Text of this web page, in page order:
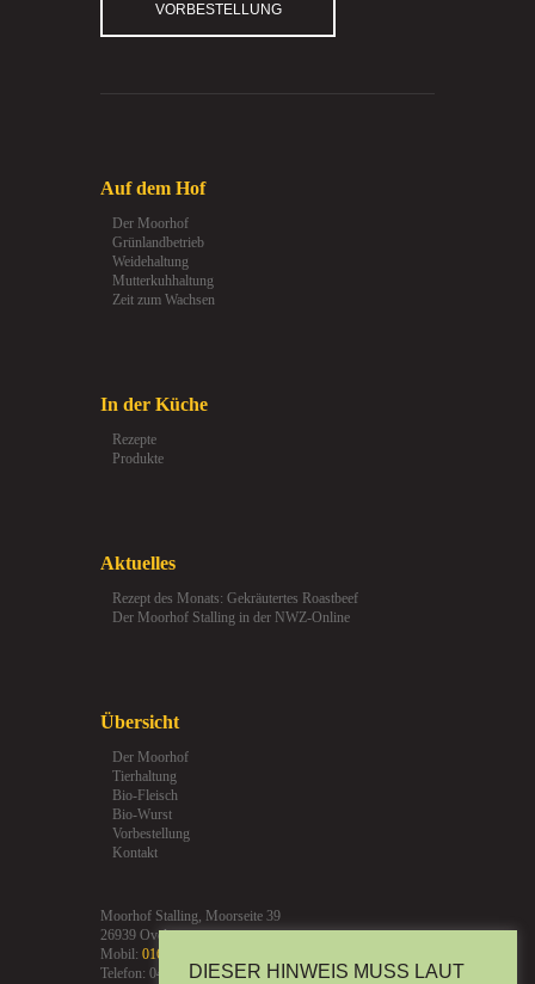
VORBESTELLUNG
Auf dem Hof
Der Moorhof
Grünlandbetrieb
Weidehaltung
Mutterkuhhaltung
Zeit zum Wachsen
In der Küche
Rezepte
Produkte
Aktuelles
Rezept des Monats: Gekräutertes Roastbeef
Der Moorhof Stalling in der NWZ-Online
Übersicht
Der Moorhof
Tierhaltung
Bio-Fleisch
Bio-Wurst
Vorbestellung
Kontakt
Moorhof Stalling, Moorseite 39
26939 Ovelgönne
Mobil: 0160-91253484
Telefon: 04483-1256DIESER HINWEIS MUSS LAUT